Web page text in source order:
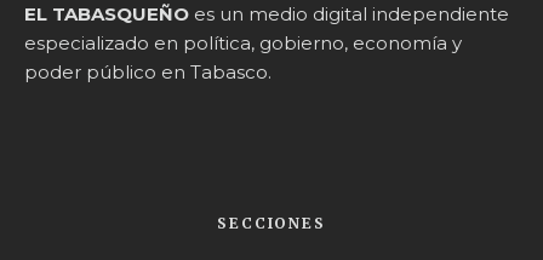
EL TABASQUEÑO es un medio digital independiente
especializado en política, gobierno, economía y
poder público en Tabasco.
SECCIONES